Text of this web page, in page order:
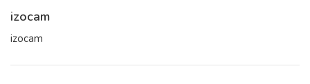
izocam
izocam